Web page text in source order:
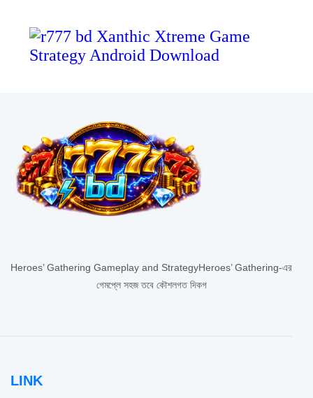
Heroes’ Gathering Gameplay and StrategyHeroes’ Gathering-এর
গেমপ্লে সহজ তবে কৌশলগত দিকগ
LINK